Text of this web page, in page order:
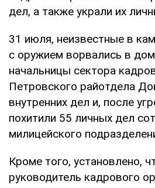
дел, а также украли их
31 июля, неизвестные в
с оружием ворвались в
начальницы сектора
Петровского райотдела
внутренних дел и, после
похитили 55 личных дел
милицейского
Кроме того, установлено,
руководитель кадрового